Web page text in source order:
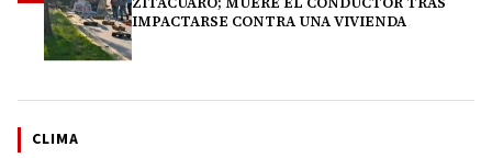
IMPACTARSE CONTRA UNA VIVIENDA
CLIMA